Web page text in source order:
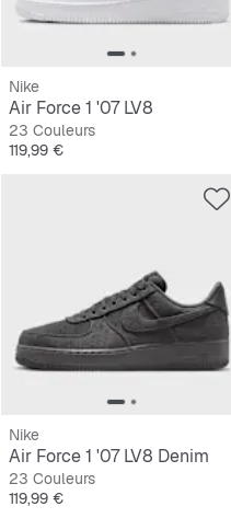
Nike
Air Force 1 '07 LV8
23 Couleurs
Prix
119,99 €
Nike
Air Force 1 '07 LV8 Denim
23 Couleurs
Prix
119,99 €